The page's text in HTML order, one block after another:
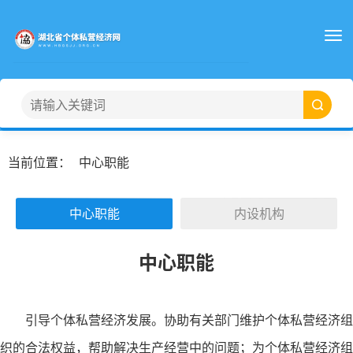
当前位置： 中心职能
中心职能 内设机构
中心职能
引导个体私营经济发展。协助有关部门维护个体私营经济组
织的合法权益，帮助解决生产经营中的问题；为个体私营经济组